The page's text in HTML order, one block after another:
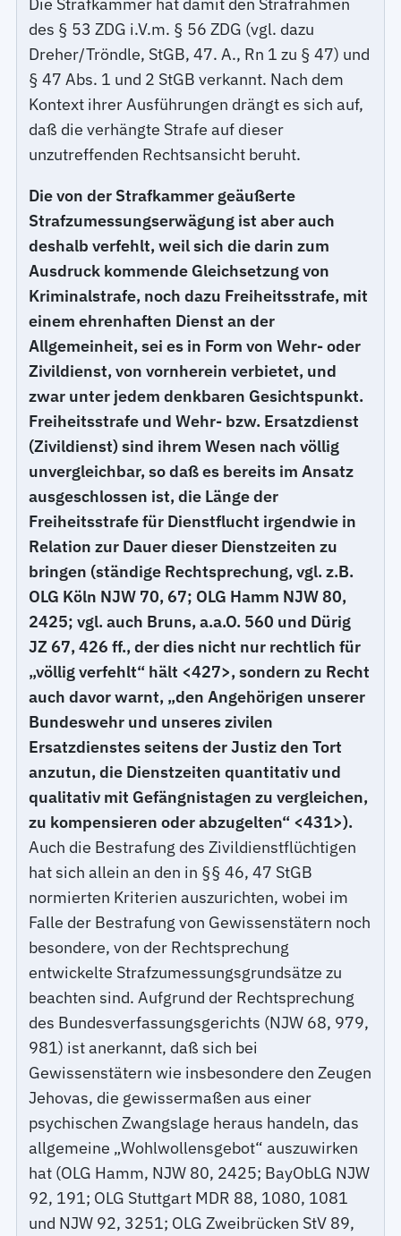
des § 53 ZDG i.V.m. § 56 ZDG (vgl. dazu
Dreher/Tröndle, StGB, 47. A., Rn 1 zu § 47) und
§ 47 Abs. 1 und 2 StGB verkannt. Nach dem
Kontext ihrer Ausführungen drängt es sich auf,
daß die verhängte Strafe auf dieser
unzutreffenden Rechtsansicht beruht.
Die von der Strafkammer geäußerte
Strafzumessungserwägung ist aber auch
deshalb verfehlt, weil sich die darin zum
Ausdruck kommende Gleichsetzung von
Kriminalstrafe, noch dazu Freiheitsstrafe, mit
einem ehrenhaften Dienst an der
Allgemeinheit, sei es in Form von Wehr- oder
Zivildienst, von vornherein verbietet, und
zwar unter jedem denkbaren Gesichtspunkt.
Freiheitsstrafe und Wehr- bzw. Ersatzdienst
(Zivildienst) sind ihrem Wesen nach völlig
unvergleichbar, so daß es bereits im Ansatz
ausgeschlossen ist, die Länge der
Freiheitsstrafe für Dienstflucht irgendwie in
Relation zur Dauer dieser Dienstzeiten zu
bringen (ständige Rechtsprechung, vgl. z.B.
OLG Köln NJW 70, 67; OLG Hamm NJW 80,
2425; vgl. auch Bruns, a.a.O. 560 und Dürig
JZ 67, 426 ff., der dies nicht nur rechtlich für
„völlig verfehlt“ hält <427>, sondern zu Recht
auch davor warnt, „den Angehörigen unserer
Bundeswehr und unseres zivilen
Ersatzdienstes seitens der Justiz den Tort
anzutun, die Dienstzeiten quantitativ und
qualitativ mit Gefängnistagen zu vergleichen,
zu kompensieren oder abzugelten“ <431>).
Auch die Bestrafung des Zivildienstflüchtigen
hat sich allein an den in §§ 46, 47 StGB
normierten Kriterien auszurichten, wobei im
Falle der Bestrafung von Gewissenstätern noch
besondere, von der Rechtsprechung
entwickelte Strafzumessungsgrundsätze zu
beachten sind. Aufgrund der Rechtsprechung
des Bundesverfassungsgerichts (NJW 68, 979,
981) ist anerkannt, daß sich bei
Gewissenstätern wie insbesondere den Zeugen
Jehovas, die gewissermaßen aus einer
psychischen Zwangslage heraus handeln, das
allgemeine „Wohlwollensgebot“ auszuwirken
hat (OLG Hamm, NJW 80, 2425; BayObLG NJW
92, 191; OLG Stuttgart MDR 88, 1080, 1081
und NJW 92, 3251; OLG Zweibrücken StV 89,